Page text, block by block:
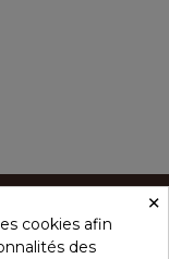
×
cookies afin
des